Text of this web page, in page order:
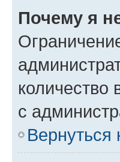
Почему я
с
Вернуться